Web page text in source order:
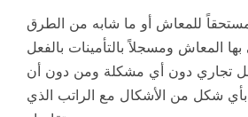
للمعاش أو ما شابه من الطرق
المعاش ومسجلاً بالتأمينات بالفعل
تجاري دون أي مشكلة ومن دون أن
شكل من الأشكال مع الراتب الذي